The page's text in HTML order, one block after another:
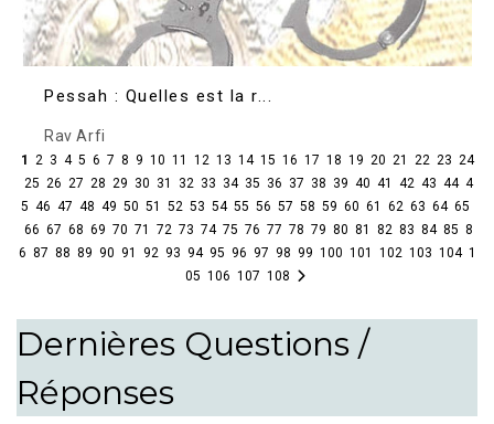
Pessah : Quelles est la r...
Rav Arfi
1 2 3 4 5 6 7 8 9 10 11 12 13 14 15 16 17 18 19 20 21 22 23 24
25 26 27 28 29 30 31 32 33 34 35 36 37 38 39 40 41 42 43 44 4
5 46 47 48 49 50 51 52 53 54 55 56 57 58 59 60 61 62 63 64 65
66 67 68 69 70 71 72 73 74 75 76 77 78 79 80 81 82 83 84 85 8
6 87 88 89 90 91 92 93 94 95 96 97 98 99 100 101 102 103 104 1
05 106 107 108
Dernières Questions /
Réponses